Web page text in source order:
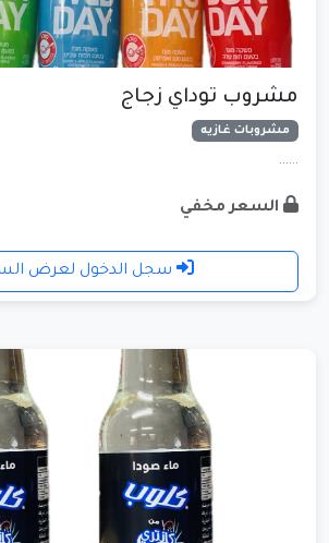
مشروب توداي زجاج
مشروبات غازيه
......
السعر مخفي
سجل الدخول لعرض